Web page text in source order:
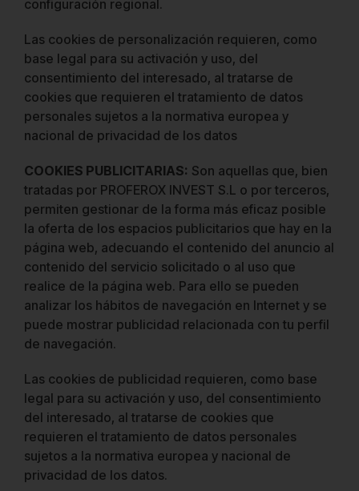
configuración regional.
Las cookies de personalización requieren, como
base legal para su activación y uso, del
consentimiento del interesado, al tratarse de
cookies que requieren el tratamiento de datos
personales sujetos a la normativa europea y
nacional de privacidad de los datos
COOKIES PUBLICITARIAS: Son aquellas que, bien
tratadas por PROFEROX INVEST S.L o por terceros,
permiten gestionar de la forma más eficaz posible
la oferta de los espacios publicitarios que hay en la
página web, adecuando el contenido del anuncio al
contenido del servicio solicitado o al uso que
realice de la página web. Para ello se pueden
analizar los hábitos de navegación en Internet y se
puede mostrar publicidad relacionada con tu perfil
de navegación.
Las cookies de publicidad requieren, como base
legal para su activación y uso, del consentimiento
del interesado, al tratarse de cookies que
requieren el tratamiento de datos personales
sujetos a la normativa europea y nacional de
privacidad de los datos.